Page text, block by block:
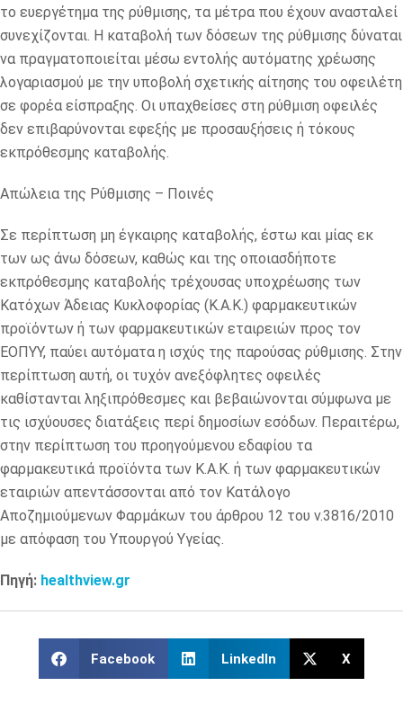
το ευεργέτημα της ρύθμισης, τα μέτρα που έχουν ανασταλεί
συνεχίζονται. Η καταβολή των δόσεων της ρύθμισης δύναται
να πραγματοποιείται μέσω εντολής αυτόματης χρέωσης
λογαριασμού με την υποβολή σχετικής αίτησης του οφειλέτη
σε φορέα είσπραξης. Οι υπαχθείσες στη ρύθμιση οφειλές
δεν επιβαρύνονται εφεξής με προσαυξήσεις ή τόκους
εκπρόθεσμης καταβολής.
Απώλεια της Ρύθμισης – Ποινές
Σε περίπτωση μη έγκαιρης καταβολής, έστω και μίας εκ
των ως άνω δόσεων, καθώς και της οποιασδήποτε
εκπρόθεσμης καταβολής τρέχουσας υποχρέωσης των
Κατόχων Άδειας Κυκλοφορίας (Κ.Α.Κ.) φαρμακευτικών
προϊόντων ή των φαρμακευτικών εταιρειών προς τον
ΕΟΠΥΥ, παύει αυτόματα η ισχύς της παρούσας ρύθμισης. Στην
περίπτωση αυτή, οι τυχόν ανεξόφλητες οφειλές
καθίστανται ληξιπρόθεσμες και βεβαιώνονται σύμφωνα με
τις ισχύουσες διατάξεις περί δημοσίων εσόδων. Περαιτέρω,
στην περίπτωση του προηγούμενου εδαφίου τα
φαρμακευτικά προϊόντα των Κ.Α.Κ. ή των φαρμακευτικών
εταιριών απεντάσσονται από τον Κατάλογο
Αποζημιούμενων Φαρμάκων του άρθρου 12 του ν.3816/2010
με απόφαση του Υπουργού Υγείας.
Πηγή: healthview.gr
Facebook LinkedIn X